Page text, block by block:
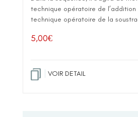
technique opératoire de
technique opératoire de la
5,00€
VOIR DETAIL